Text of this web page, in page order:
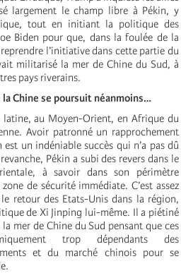
largement le champ libre à Pékin, y
tout en initiant la politique des
Biden pour que, dans la foulée de la
l’initiative dans cette partie du
militarisé la mer de Chine du Sud, à
pays riverains.
Chine se poursuit néanmoins…
au Moyen-Orient, en Afrique du
Avoir patronné un rapprochement
est un indéniable succès qui n’a pas dû
Pékin a subi des revers dans le
à savoir dans son périmètre
de sécurité immédiate. C’est assez
retour des Etats-Unis dans la région,
de Xi Jinping lui-même. Il a piétiné
mer de Chine du Sud pensant que ces
trop dépendants des
et du marché chinois pour se